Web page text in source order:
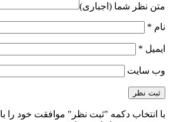
متن نظر شما (اجباری)
نام *
ایمیل *
وب‌ سایت
با انتخاب دکمه "ثبت نظر" موافقت خود را با